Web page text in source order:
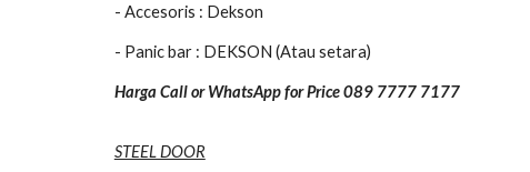
- Accesoris : Dekson
- Panic bar : DEKSON (Atau setara)
Harga Call or WhatsApp for Price 089 7777 7177
STEEL DOOR